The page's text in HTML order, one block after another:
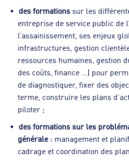
des formations sur les
entreprise de service public de
l’assainissement, ses enjeux
infrastructures, gestion
ressources humaines, gestion
des coûts, finance …) pour
de diagnostiquer, fixer des
terme, construire les plans
piloter ;
des formations sur les
générale: management et
cadrage et coordination des